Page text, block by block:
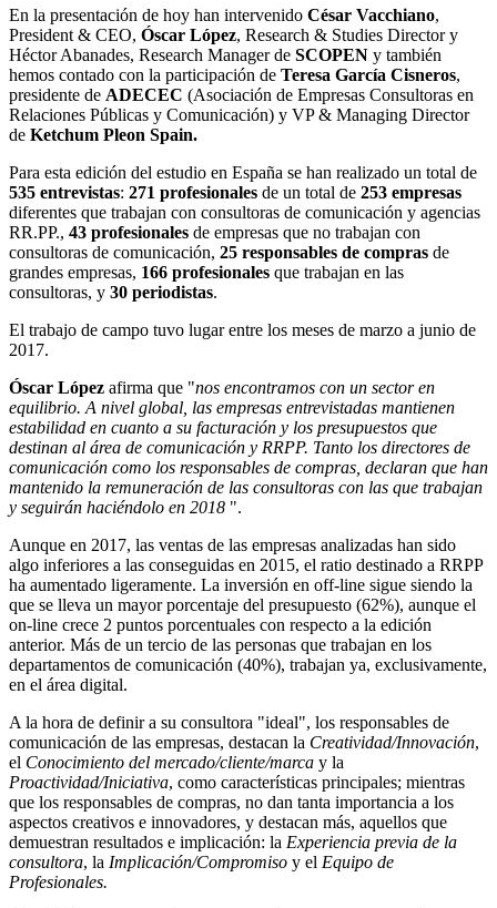
En la presentación de hoy han intervenido César Vacchiano,
President & CEO, Óscar López, Research & Studies Director y
Héctor Abanades, Research Manager de SCOPEN y también
hemos contado con la participación de Teresa García Cisneros,
presidente de ADECEC (Asociación de Empresas Consultoras en
Relaciones Públicas y Comunicación) y VP & Managing Director
de Ketchum Pleon Spain.
Para esta edición del estudio en España se han realizado un total de
535 entrevistas: 271 profesionales de un total de 253 empresas
diferentes que trabajan con consultoras de comunicación y agencias
RR.PP., 43 profesionales de empresas que no trabajan con
consultoras de comunicación, 25 responsables de compras de
grandes empresas, 166 profesionales que trabajan en las
consultoras, y 30 periodistas.
El trabajo de campo tuvo lugar entre los meses de marzo a junio de
2017.
Óscar López afirma que "nos encontramos con un sector en
equilibrio. A nivel global, las empresas entrevistadas mantienen
estabilidad en cuanto a su facturación y los presupuestos que
destinan al área de comunicación y RRPP. Tanto los directores de
comunicación como los responsables de compras, declaran que han
mantenido la remuneración de las consultoras con las que trabajan
y seguirán haciéndolo en 2018 ".
Aunque en 2017, las ventas de las empresas analizadas han sido
algo inferiores a las conseguidas en 2015, el ratio destinado a RRPP
ha aumentado ligeramente. La inversión en off-line sigue siendo la
que se lleva un mayor porcentaje del presupuesto (62%), aunque el
on-line crece 2 puntos porcentuales con respecto a la edición
anterior. Más de un tercio de las personas que trabajan en los
departamentos de comunicación (40%), trabajan ya, exclusivamente,
en el área digital.
A la hora de definir a su consultora "ideal", los responsables de
comunicación de las empresas, destacan la Creatividad/Innovación,
el Conocimiento del mercado/cliente/marca y la
Proactividad/Iniciativa, como características principales; mientras
que los responsables de compras, no dan tanta importancia a los
aspectos creativos e innovadores, y destacan más, aquellos que
demuestran resultados e implicación: la Experiencia previa de la
consultora, la Implicación/Compromiso y el Equipo de
Profesionales.